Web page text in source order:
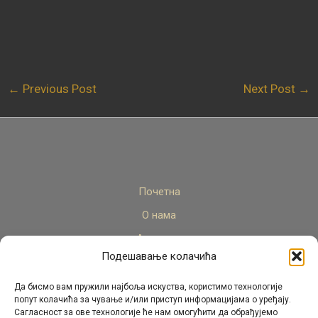
Подешавање колачића
Да бисмо вам пружили најбоља искуства, користимо технологије
попут колачића за чување и/или приступ информацијама о уређају.
Сагласност за ове технологије ће нам омогућити да обрађујемо
← Previous Post Next Post →
Почетна
О нама
Актуелно
Стручни кадар
Пројекти
Архива